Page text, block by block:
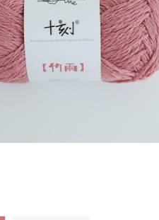
長段染羊毛 | 彩虹
長段染噴毛紗 | 琉璃云
長段染毛絨絨 | 花霧
爆米花圈圈紗 | 隨風